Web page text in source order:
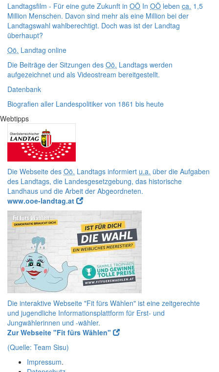
Landtagsfilm - Für eine gute Zukunft in OÖ In OÖ leben ca. 1,5
Million Menschen. Davon sind mehr als eine Million bei der
Landtagswahl wahlberechtigt. Doch was ist der Landtag
überhaupt?
Oö. Landtag online
Die Beiträge der Sitzungen des Oö. Landtags werden
aufgezeichnet und als Videostream bereitgestellt.
Datenbank
Biografien aller Landespolitiker von 1861 bis heute
Webtipps
Die Webseite des Oö. Landtags informiert u.a. über die Aufgaben
des Landtags, die Landesgesetzgebung, das historische
Landhaus und die Arbeit der Abgeordneten.
www.ooe-landtag.at
Die interaktive Webseite "Fit fürs Wählen" ist eine zeitgerechte
und jugendliche Informationsplattform für Erst- und
Jungwählerinnen und -wähler.
Zur Webseite "Fit fürs Wählen"
(Quelle: Team Sisu)
Impressum.